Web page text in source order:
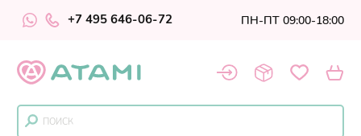
+7 495 646-06-72 ПН-ПТ 09:00-18:00